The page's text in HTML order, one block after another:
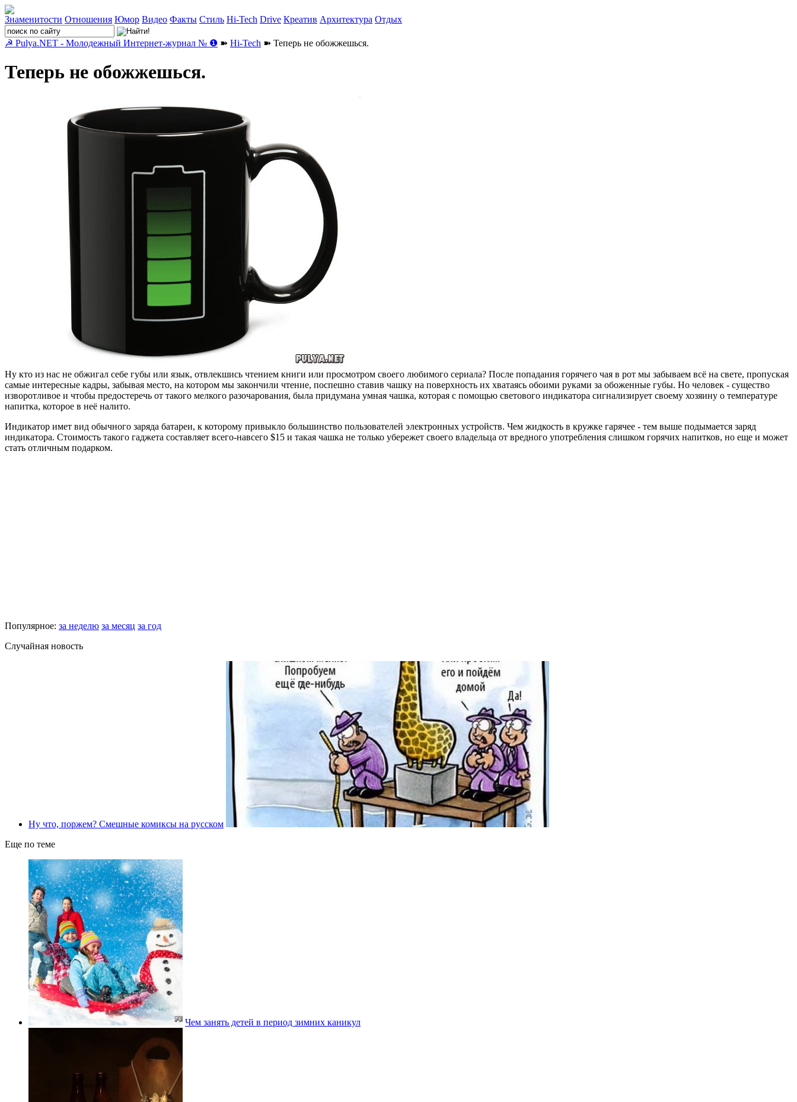
Знаменитости Отношения Юмор Видео Факты Стиль Hi-Tech Drive Креатив Архитектура Отдых
☭ Pulya.NET - Молодежный Интернет-журнал № ❶ ➽ Hi-Tech ➽ Теперь не обожжешься.
Теперь не обожжешься.
Ну кто из нас не обжигал себе губы или язык, отвлекшись чтением книги или просмотром своего любимого сериала? После попадания горячего чая в рот мы забываем всё на свете, пропуская
самые интересные кадры, забывая место, на котором мы закончили чтение, поспешно ставив чашку на поверхность их хватаясь обоими руками за обоженные губы. Но человек - существо
изворотливое и чтобы предостеречь от такого мелкого разочарования, была придумана умная чашка, которая с помощью светового индикатора сигнализирует своему хозяину о температуре
напитка, которое в неё налито.
Индикатор имет вид обычного заряда батареи, к которому привыкло большинство пользователей электронных устройств. Чем жидкость в кружке гарячее - тем выше подымается заряд
индикатора. Стоимость такого гаджета составляет всего-навсего $15 и такая чашка не только убережет своего владельца от вредного употребления слишком горячих напитков, но еще и может
стать отличным подарком.
Популярное: за неделю за месяц за год
Случайная новость
Ну что, поржем? Смешные комиксы на русском
Еще по теме
Чем занять детей в период зимних каникул